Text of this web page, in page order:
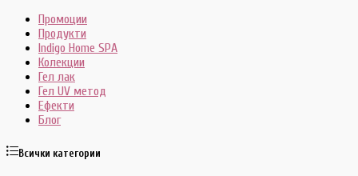
Промоции
Продукти
Indigo Home SPA
Колекции
Гел лак
Гел UV метод
Ефекти
Блог
Всички категории